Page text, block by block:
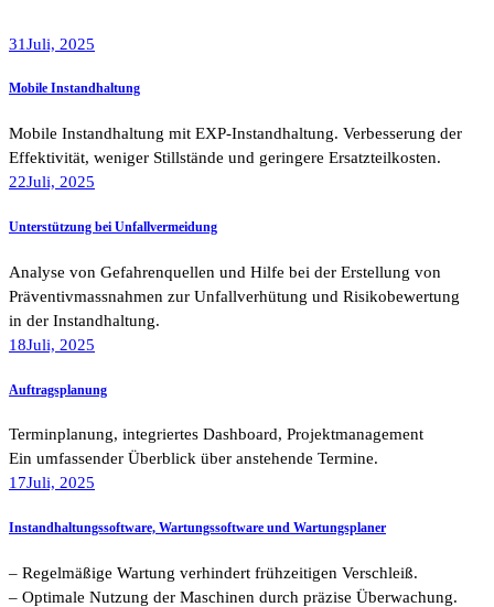
31Juli, 2025
Mobile Instandhaltung
Mobile Instandhaltung mit EXP-Instandhaltung. Verbesserung der
Effektivität, weniger Stillstände und geringere Ersatzteilkosten.
22Juli, 2025
Unterstützung bei Unfallvermeidung
Analyse von Gefahrenquellen und Hilfe bei der Erstellung von
Präventivmassnahmen zur Unfallverhütung und Risikobewertung
in der Instandhaltung.
18Juli, 2025
Auftragsplanung
Terminplanung, integriertes Dashboard, Projektmanagement
Ein umfassender Überblick über anstehende Termine.
17Juli, 2025
Instandhaltungssoftware, Wartungssoftware und Wartungsplaner
– Regelmäßige Wartung verhindert frühzeitigen Verschleiß.
– Optimale Nutzung der Maschinen durch präzise Überwachung.